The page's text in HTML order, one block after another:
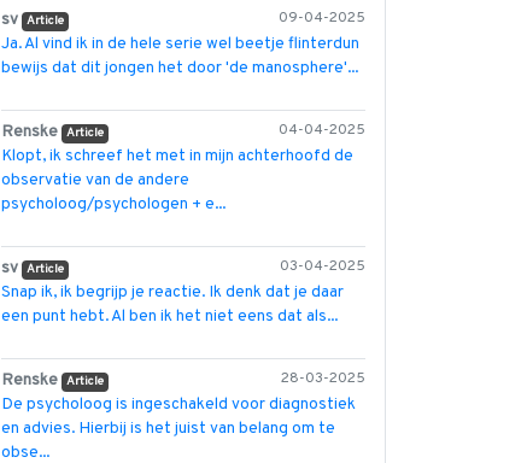
09-04-2025
sv Article
Ja. Al vind ik in de hele serie wel beetje flinterdun
bewijs dat dit jongen het door 'de manosphere'...
04-04-2025
Renske Article
Klopt, ik schreef het met in mijn achterhoofd de
observatie van de andere
psycholoog/psychologen + e...
03-04-2025
sv Article
Snap ik, ik begrijp je reactie. Ik denk dat je daar
een punt hebt. Al ben ik het niet eens dat als...
28-03-2025
Renske Article
De psycholoog is ingeschakeld voor diagnostiek
en advies. Hierbij is het juist van belang om te
obse...